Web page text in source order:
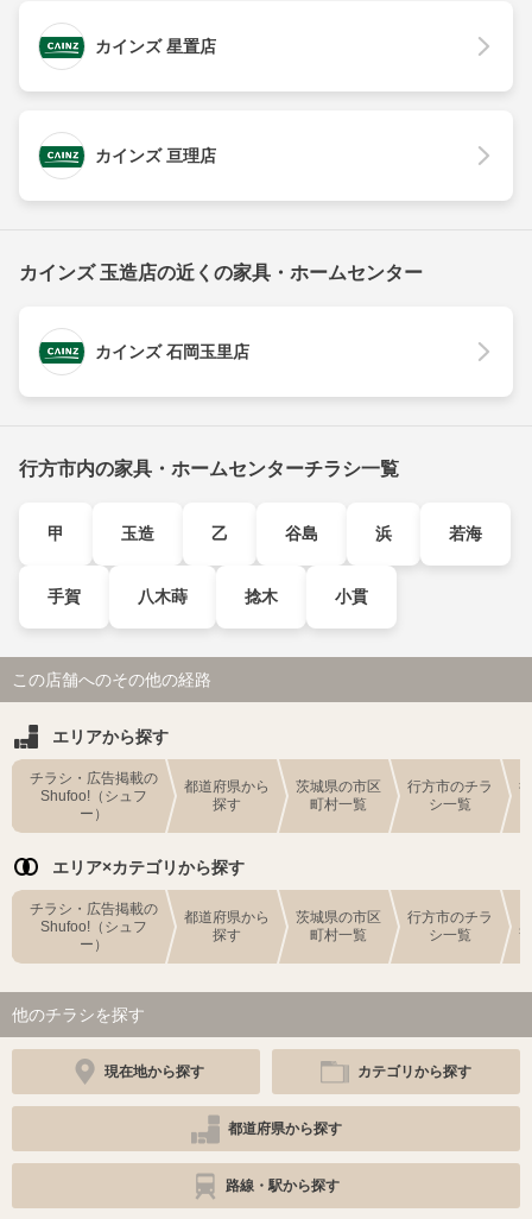
カインズ 星置店
カインズ 亘理店
カインズ 玉造店の近くの家具・ホームセンター
カインズ 石岡玉里店
行方市内の家具・ホームセンターチラシ一覧
甲 玉造 乙 谷島 浜 若海
手賀 八木蒔 捻木 小貫
この店舗へのその他の経路
エリアから探す
チラシ・広告掲載の
Shufoo!（シュフ
ー）
都道府県から
探す
茨城県の市区
町村一覧
行方市のチラ
シ一覧
エリア×カテゴリから探す
チラシ・広告掲載の
Shufoo!（シュフ
ー）
都道府県から
探す
茨城県の市区
町村一覧
行方市のチラ
シ一覧
他のチラシを探す
現在地から探す カテゴリから探す
都道府県から探す
路線・駅から探す